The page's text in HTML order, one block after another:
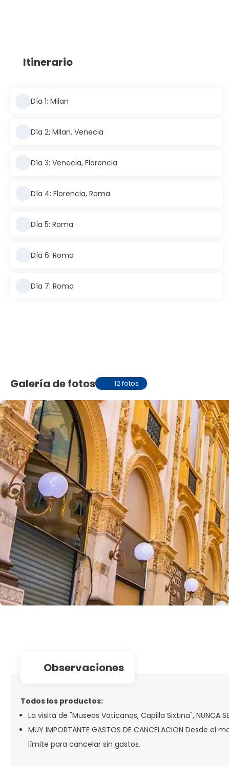
Itinerario
Día 1: Milan
Día 2: Milan, Venecia
Día 3: Venecia, Florencia
Día 4: Florencia, Roma
Día 5: Roma
Día 6: Roma
Día 7: Roma
Galería de fotos 12 fotos
observaciones
Todos los productos:
La visita de "Museos Vaticanos, Capilla Sixtina", NUNCA
MUY IMPORTANTE GASTOS DE CANCELACION
límite para cancelar sin gastos.